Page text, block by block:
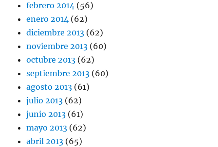
febrero 2014 (56)
enero 2014 (62)
diciembre 2013 (62)
noviembre 2013 (60)
octubre 2013 (62)
septiembre 2013 (60)
agosto 2013 (61)
julio 2013 (62)
junio 2013 (61)
mayo 2013 (62)
abril 2013 (65)